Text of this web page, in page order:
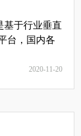
基于行业垂直
台，国内各
2020-11-20